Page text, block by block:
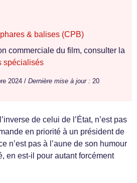
& balises (CPB)
commerciale du film, consulter la
spécialisés
2024 / Dernière mise à jour : 20
de celui de l’État, n’est pas
en priorité à un président de
n’est pas à l’aune de son humour
en est-il pour autant forcément